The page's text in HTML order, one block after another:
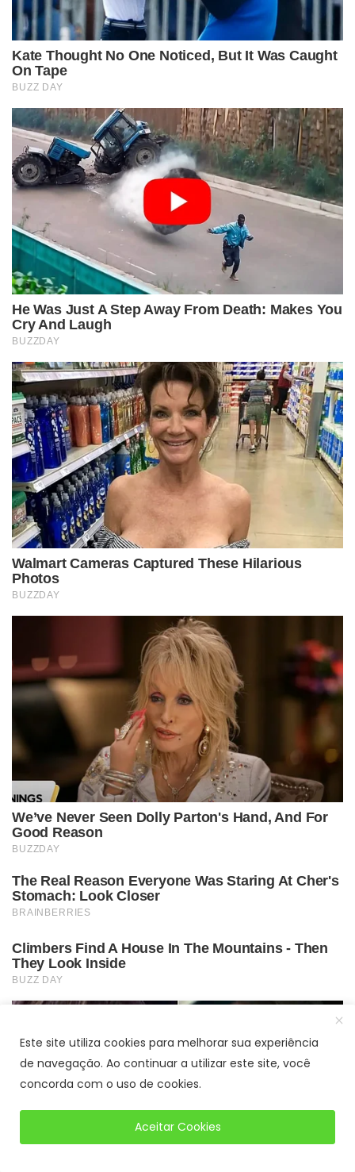
Este site utiliza cookies para melhorar sua experiência
de navegação. Ao continuar a utilizar este site, você
concorda com o uso de cookies.
Aceitar Cookies